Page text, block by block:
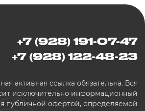
+7 (928) 191-07-47
+7 (928) 122-48-23
активная ссылка обязательна. Вся
исключительно информационный
публичной офертой, определяемой